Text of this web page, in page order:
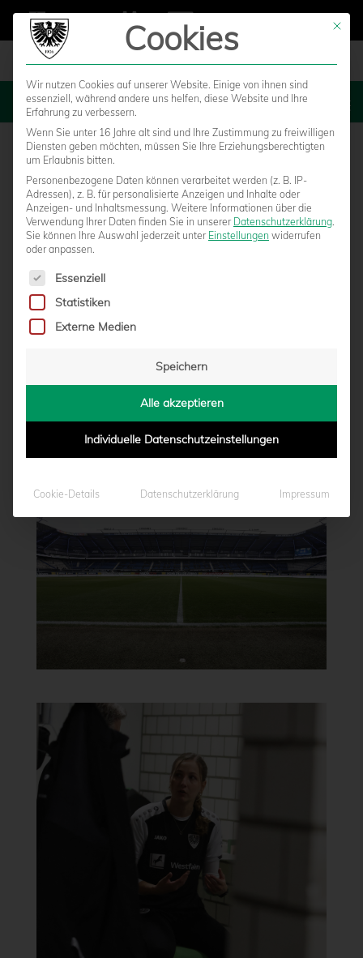
MENU
SC Paderborn – SC Preußen
Münster
Mit
Cookies
Wir nutzen Cookies auf unserer Website. Einige von ihnen sind
essenziell, während andere uns helfen, diese Website und Ihre
Erfahrung zu verbessern.
Wenn Sie unter 16 Jahre alt sind und Ihre Zustimmung zu freiwilligen
Diensten geben möchten, müssen Sie Ihre Erziehungsberechtigten
um Erlaubnis bitten.
Personenbezogene Daten können verarbeitet werden (z. B. IP-
Adressen), z. B. für personalisierte Anzeigen und Inhalte oder
Anzeigen- und Inhaltsmessung. Weitere Informationen über die
Verwendung Ihrer Daten finden Sie in unserer Datenschutzerklärung.
Sie können Ihre Auswahl jederzeit unter Einstellungen widerrufen
oder anpassen.
Es folgt eine Liste der Service-Gruppen, für die eine
Essenziell
Statistiken
Externe Medien
Speichern
Alle akzeptieren
Individuelle Datenschutzeinstellungen
Cookie-Details Datenschutzerklärung Impressum